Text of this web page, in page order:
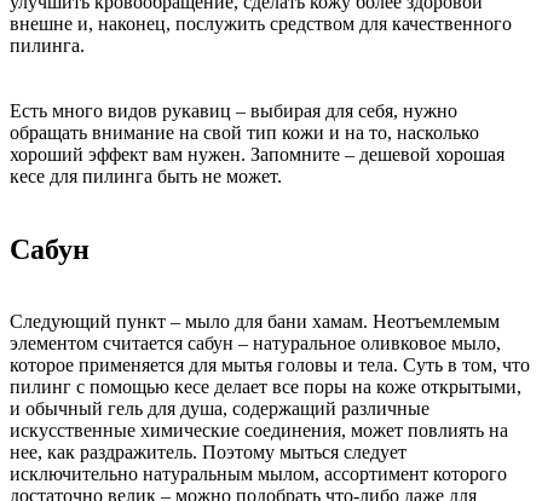
внешне и, наконец, послужить средством для качественного
пилинга.
Есть много видов рукавиц – выбирая для себя, нужно
обращать внимание на свой тип кожи и на то, насколько
хороший эффект вам нужен. Запомните – дешевой хорошая
кесе для пилинга быть не может.
Сабун
Следующий пункт – мыло для бани хамам. Неотъемлемым
элементом считается сабун – натуральное оливковое мыло,
которое применяется для мытья головы и тела. Суть в том, что
пилинг с помощью кесе делает все поры на коже открытыми,
и обычный гель для душа, содержащий различные
искусственные химические соединения, может повлиять на
нее, как раздражитель. Поэтому мыться следует
исключительно натуральным мылом, ассортимент которого
достаточно велик – можно подобрать что-либо даже для